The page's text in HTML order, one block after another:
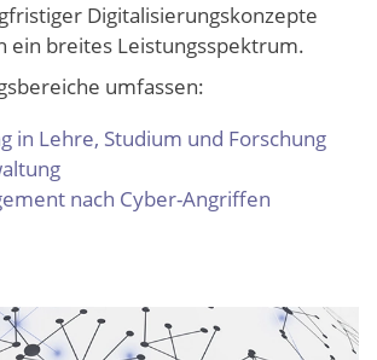
Digitalisierungskonzepte
ein breites Leistungsspektrum.
umfassen:
in Lehre, Studium und Forschung
nach Cyber-Angriffen